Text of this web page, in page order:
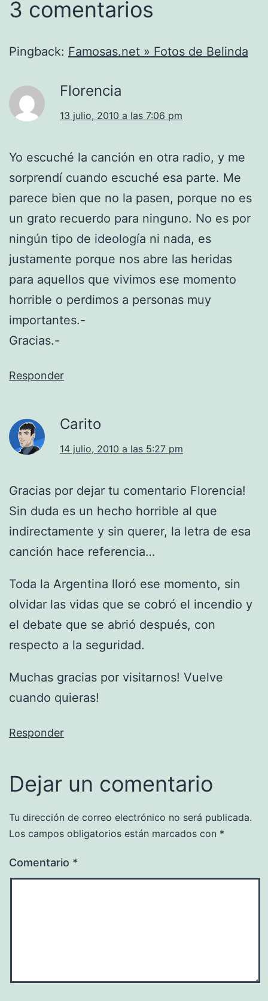
3 comentarios
Pingback: Famosas.net » Fotos de Belinda
Florencia
13 julio, 2010 a las 7:06 pm
Yo escuché la canción en otra radio, y me
sorprendí cuando escuché esa parte. Me
parece bien que no la pasen, porque no es
un grato recuerdo para ninguno. No es por
ningún tipo de ideología ni nada, es
justamente porque nos abre las heridas
para aquellos que vivimos ese momento
horrible o perdimos a personas muy
importantes.-
Gracias.-
Responder
Carito
14 julio, 2010 a las 5:27 pm
Gracias por dejar tu comentario Florencia!
Sin duda es un hecho horrible al que
indirectamente y sin querer, la letra de esa
canción hace referencia…
Toda la Argentina lloró ese momento, sin
olvidar las vidas que se cobró el incendio y
el debate que se abrió después, con
respecto a la seguridad.
Muchas gracias por visitarnos! Vuelve
cuando quieras!
Responder
Dejar un comentario
Tu dirección de correo electrónico no será publicada.
Los campos obligatorios están marcados con *
Comentario *